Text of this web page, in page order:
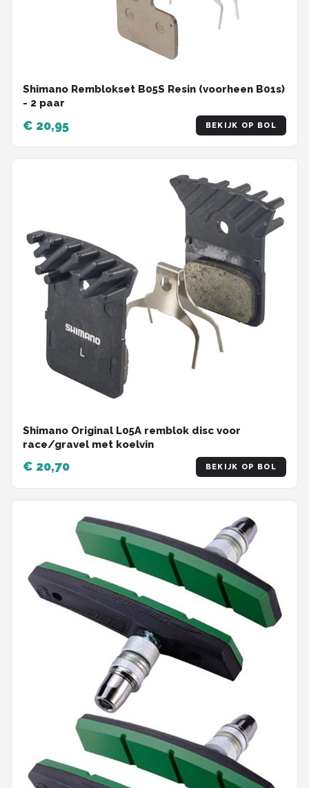
Shimano Remblokset B05S Resin (voorheen B01s)
- 2 paar
€ 20,95 BEKIJK OP BOL
Shimano Original L05A remblok disc voor
race/gravel met koelvin
€ 20,70 BEKIJK OP BOL